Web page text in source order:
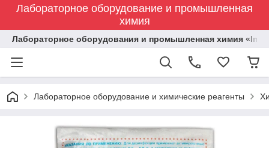
Лабораторное оборудование и промышленная
химия
Лабораторное оборудования и промышленная химия
Лабораторное оборудование и химические реагенты